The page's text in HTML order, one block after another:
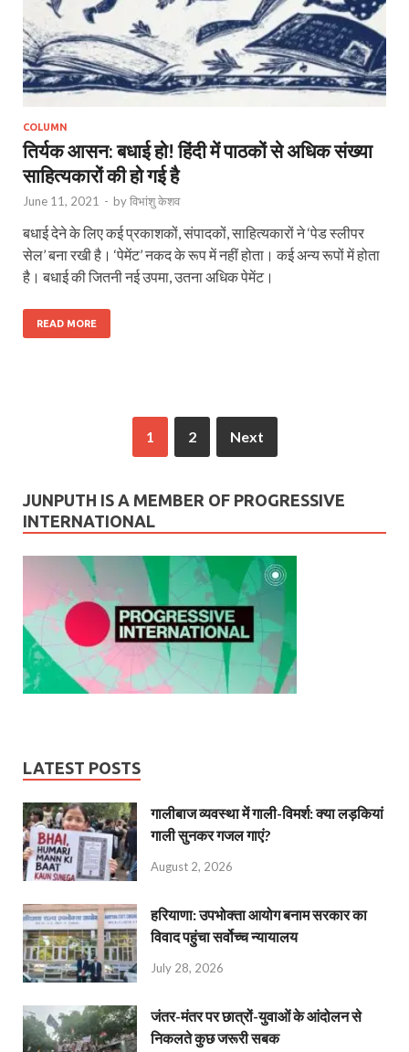
COLUMN
तिर्यक आसन: बधाई हो! हिंदी में पाठकों से अधिक संख्या
साहित्यकारों की हो गई है
June 11, 2021 - byविभांशु केशव
बधाई देने के लिए कई प्रकाशकों, संपादकों, साहित्यकारों ने ‘पेड स्लीपर
सेल’ बना रखी है। ‘पेमेंट’ नकद के रूप में नहीं होता। कई अन्य रूपों में होता
है। बधाई की जितनी नई उपमा, उतना अधिक पेमेंट।
READ MORE
1 2 Next
JUNPUTH IS A MEMBER OF PROGRESSIVE
INTERNATIONAL
LATEST POSTS
गालीबाज व्‍यवस्‍था में गाली-विमर्श: क्या लड़कियां
गाली सुनकर गजल गाएं?
August 2, 2026
हरियाणा: उपभोक्ता आयोग बनाम सरकार का
विवाद पहुंचा सर्वोच्च न्यायालय
July 28, 2026
जंतर-मंतर पर छात्रों-युवाओं के आंदोलन से
निकलते कुछ जरूरी सबक